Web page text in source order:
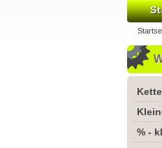
% -